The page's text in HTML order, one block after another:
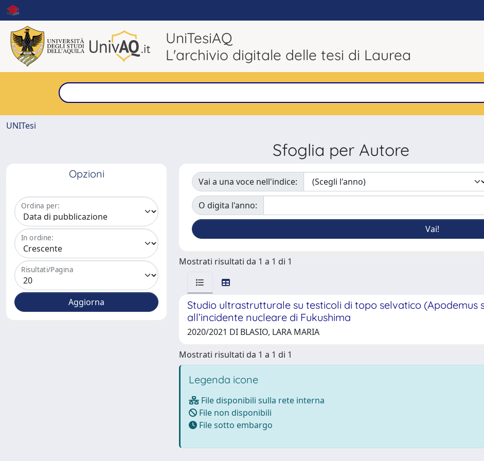
UniTesiAQ
L'archivio digitale delle tesi di Laurea
UNITesi
Sfoglia per Autore
Opzioni
Ordina per:
In ordine:
Risultati/Pagina
Vai a una voce nell'indice:
O digita l'anno:
Mostrati risultati da 1 a 1 di 1
Studio ultrastrutturale su testicoli di topo selvatico (Apodemus
all’incidente nucleare di Fukushima
2020/2021 DI BLASIO, LARA MARIA
Mostrati risultati da 1 a 1 di 1
Legenda icone
File disponibili sulla rete interna
File non disponibili
File sotto embargo